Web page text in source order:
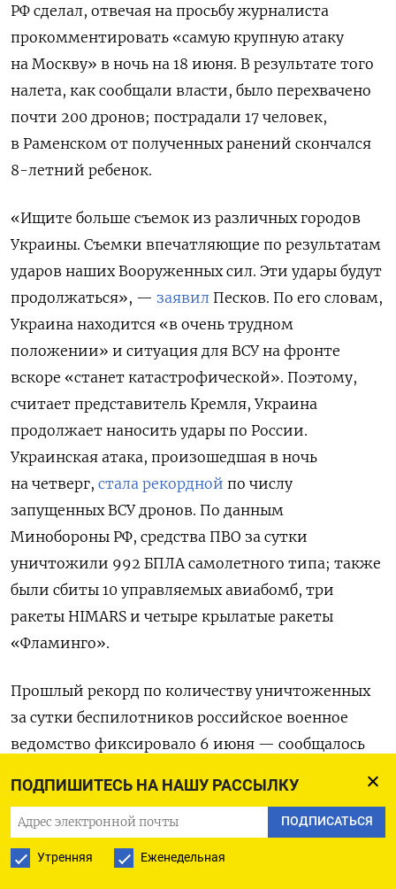
ПОДПИШИТЕСЬ НА НАШУ РАССЫЛКУ
ПОДПИСАТЬСЯ
Утренняя Еженедельная
РФ сделал, отвечая на просьбу журналиста
прокомментировать «самую крупную атаку
на Москву» в ночь на 18 июня. В результате того
налета, как сообщали власти, было перехвачено
почти 200 дронов; пострадали 17 человек,
в Раменском от полученных ранений скончался
8-летний ребенок.
«Ищите больше съемок из различных городов
Украины. Съемки впечатляющие по результатам
ударов наших Вооруженных сил. Эти удары будут
продолжаться», — заявил Песков. По его словам,
Украина находится «в очень трудном
положении» и ситуация для ВСУ на фронте
вскоре «станет катастрофической». Поэтому,
считает представитель Кремля, Украина
продолжает наносить удары по России.
Украинская атака, произошедшая в ночь
на четверг, стала рекордной по числу
запущенных ВСУ дронов. По данным
Минобороны РФ, средства ПВО за сутки
уничтожили 992 БПЛА самолетного типа; также
были сбиты 10 управляемых авиабомб, три
ракеты HIMARS и четыре крылатые ракеты
«Фламинго».
Прошлый рекорд по количеству уничтоженных
за сутки беспилотников российское военное
ведомство фиксировало 6 июня — сообщалось
показатель был зарегистрирован 23 мая — 800
беспилотников за сутки.
Украина тем временем наращивает свои